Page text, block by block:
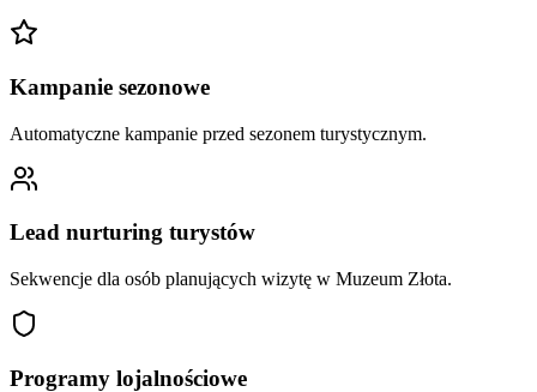
Kampanie sezonowe
Automatyczne kampanie przed sezonem turystycznym.
Lead nurturing turystów
Sekwencje dla osób planujących wizytę w Muzeum Złota.
Programy lojalnościowe